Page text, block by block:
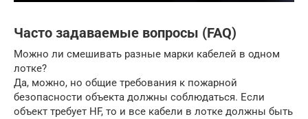
Часто задаваемые вопросы (FAQ)
Можно ли смешивать разные марки кабелей в одном
лотке?
Да, можно, но общие требования к пожарной
безопасности объекта должны соблюдаться. Если
объект требует HF, то и все кабели в лотке должны быть